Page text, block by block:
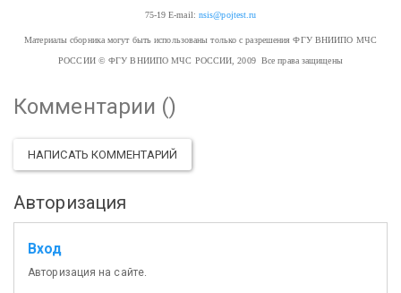
75-19 E-mail: nsis@pojtest.ru
Материалы сборника могут быть использованы только с разрешения ФГУ ВНИИПО МЧС
РОССИИ© ФГУ ВНИИПО МЧС РОССИИ, 2009 Все права защищены
Комментарии ()
НАПИСАТЬ КОММЕНТАРИЙ
Авторизация
Вход
Авторизация на сайте.